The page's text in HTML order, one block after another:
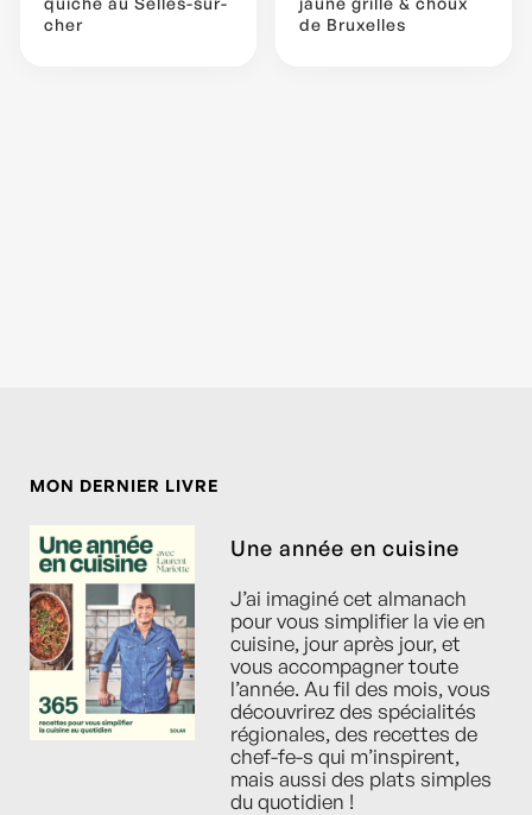
cher
de Bruxelles
MON DERNIER LIVRE
Une année en cuisine
J’ai imaginé cet almanach
pour vous simplifier la vie en
cuisine, jour après jour, et
vous accompagner toute
l’année. Au fil des mois, vous
découvrirez des spécialités
régionales, des recettes de
chef-fe-s qui m’inspirent,
mais aussi des plats simples
du quotidien !